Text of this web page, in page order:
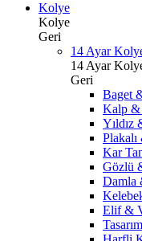
Kolye
Kolye
Geri
14 Ayar
14 Ayar
Geri
Baget
Kalp &
Yıldız
Kar
Gözlü
Damla
Elif &